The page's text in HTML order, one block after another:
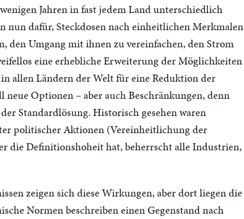
Jahren in fast jedem Land unterschiedlich
nun dafür, Steckdosen nach einheitlichen Merkmalen
den Umgang mit ihnen zu vereinfachen, den Strom
eine erhebliche Erweiterung der Möglichkeiten
allen Ländern der Welt für eine Reduktion der
Optionen – aber auch Beschränkungen, denn
Standardlösung. Historisch gesehen waren
politischer Aktionen (Vereinheitlichung der
die Definitionshoheit hat, beherrscht alle Industrien,
zeigen sich diese Wirkungen, aber dort liegen die
Normen beschreiben einen Gegenstand nach